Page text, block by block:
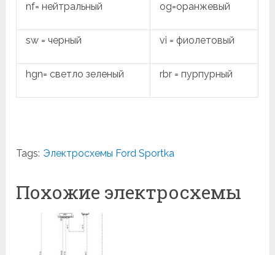
nf= нейтральный og=оранжевый
sw = черный vi = фиолетовый
hgn= светло зеленый rbr = пурпурный
Tags: Электросхемы Ford Sportka
Похожие электросхемы